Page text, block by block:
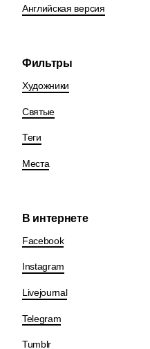
Английская версия
Фильтры
Художники
Святые
Теги
Места
В интернете
Facebook
Instagram
Livejournal
Telegram
Tumblr